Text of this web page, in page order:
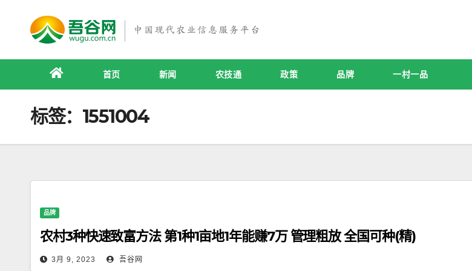
容
首页 新闻 农技通 政策 品牌 一村一品
标签：1551004
品牌
农村3种快速致富方法 第1种1亩地1年能赚7万 管理粗放 全国可种(精)
3月 9, 2023 吾谷网